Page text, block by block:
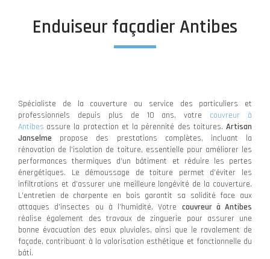
Enduiseur façadier Antibes
Spécialiste de la couverture au service des particuliers et
professionnels depuis plus de 10 ans, votre couvreur à
Antibes assure la protection et la pérennité des toitures.Artisan
Janselme propose des prestations complètes, incluant la
rénovation de l’isolation de toiture, essentielle pour améliorer les
performances thermiques d’un bâtiment et réduire les pertes
énergétiques. Le démoussage de toiture permet d’éviter les
infiltrations et d’assurer une meilleure longévité de la couverture.
L’entretien de charpente en bois garantit sa solidité face aux
attaques d’insectes ou à l’humidité. Votre couvreur à Antibes
réalise également des travaux de zinguerie pour assurer une
bonne évacuation des eaux pluviales, ainsi que le ravalement de
façade, contribuant à la valorisation esthétique et fonctionnelle du
bâti.